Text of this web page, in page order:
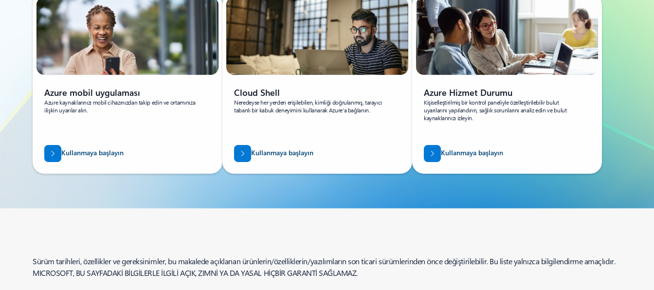
Azure mobil uygulaması
Azure kaynaklarınızı mobil cihazınızdan takip edin ve ortamınıza
ilişkin uyarılar alın.
Kullanmaya başlayın
Cloud Shell
Neredeyse her yerden erişilebilen, kimliği doğrulanmış, tarayıcı
tabanlı bir kabuk deneyimini kullanarak Azure'a bağlanın.
Kullanmaya başlayın
Azure Hizmet Durumu
Kişiselleştirilmiş bir kontrol paneliyle özelleştirilebilir bulut
uyarılarını yapılandırın, sağlık sorunlarını analiz edin ve bulut
kaynaklarınızı izleyin.
Kullanmaya başlayın
Sürüm tarihleri, özellikler ve gereksinimler, bu makalede açıklanan ürünlerin/özelliklerin/yazılımların son ticari sürümlerinden önce değiştirilebilir. Bu liste yalnızca bilgilendirme amaçlıdır.
MICROSOFT, BU SAYFADAKİ BİLGİLERLE İLGİLİ AÇIK, ZIMNİ YA DA YASAL HİÇBİR GARANTİ SAĞLAMAZ.